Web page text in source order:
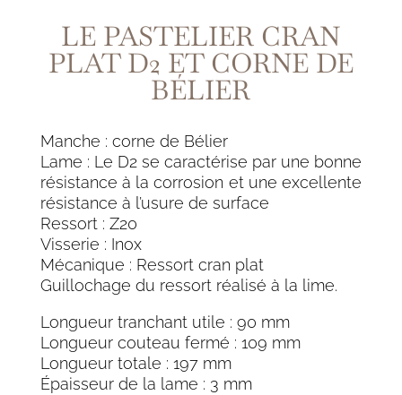
LE PASTELIER CRAN
PLAT D2 ET CORNE DE
BÉLIER
Manche : corne de Bélier
Lame : Le D2 se caractérise par une bonne
résistance à la corrosion et une excellente
résistance à l’usure de surface
Ressort : Z20
Visserie : Inox
Mécanique : Ressort cran plat
Guillochage du ressort réalisé à la lime.
Longueur tranchant utile : 90 mm
Longueur couteau fermé : 109 mm
Longueur totale : 197 mm
Épaisseur de la lame : 3 mm